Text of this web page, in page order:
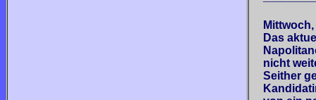
Das
nicht
Seither